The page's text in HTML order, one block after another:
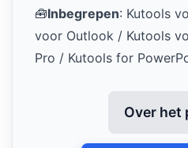
🧰Inbegrepen: Kutools
voor Outlook / Kutools
Pro / Kutools for
Over het